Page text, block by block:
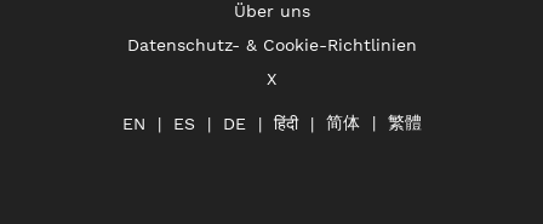
Über uns
Datenschutz- & Cookie-Richtlinien
X
EN ES DE हिंदी 简体 繁體